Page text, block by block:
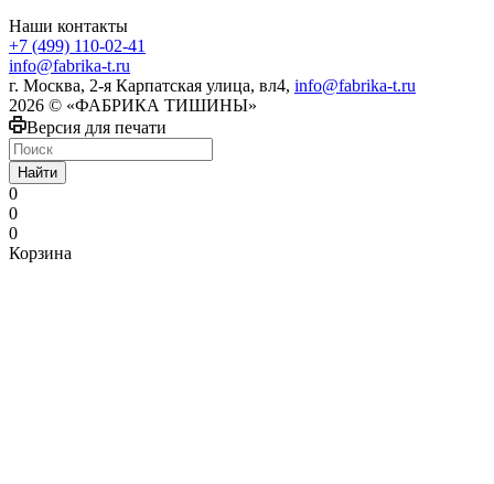
Наши контакты
+7 (499) 110-02-41
info@fabrika-t.ru
г. Москва, 2-я Карпатская улица, вл4, info@fabrika-t.ru
2026 © «ФАБРИКА ТИШИНЫ»
Версия для печати
Найти
0
0
0
Корзина